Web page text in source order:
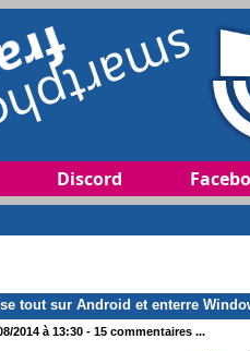
Discord
tout sur Android et enterre
2014 à 13:30 - 15 commentaires ...